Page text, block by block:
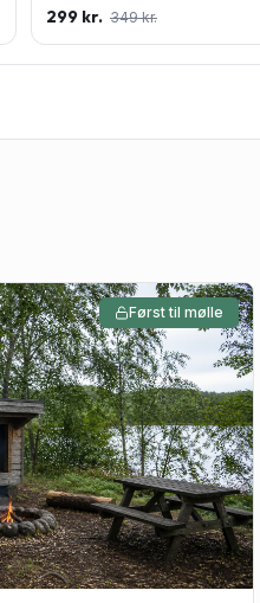
299 kr. 349 kr.
Først til mølle